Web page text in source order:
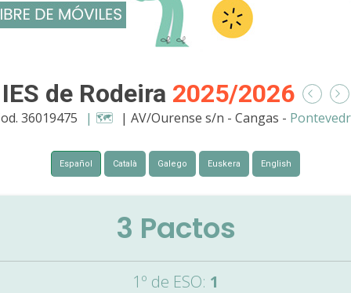
IES de Rodeira 2025/2026
36019475 | 🗺️ | AV/Ourense s/n - Cangas -
Español Català Galego Euskera English
3 Pactos
1º de ESO: 1